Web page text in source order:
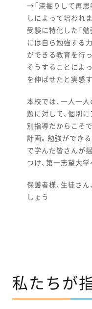
→「深掘りして再思
しによって培われ
受験に特化した「
には自ら勉強する
ができる教育を行
そうすることによ
を伸ばせたと実感
本校では、一人一
題に対して、個別
別指導だからこそ
計画。勉強ができ
で学んだ皆さんが
つけ、第一志望大
保護者様、生徒さ
しょう
私たちが